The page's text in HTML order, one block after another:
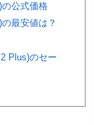
公式価格
最安値は？
Plus)のセー